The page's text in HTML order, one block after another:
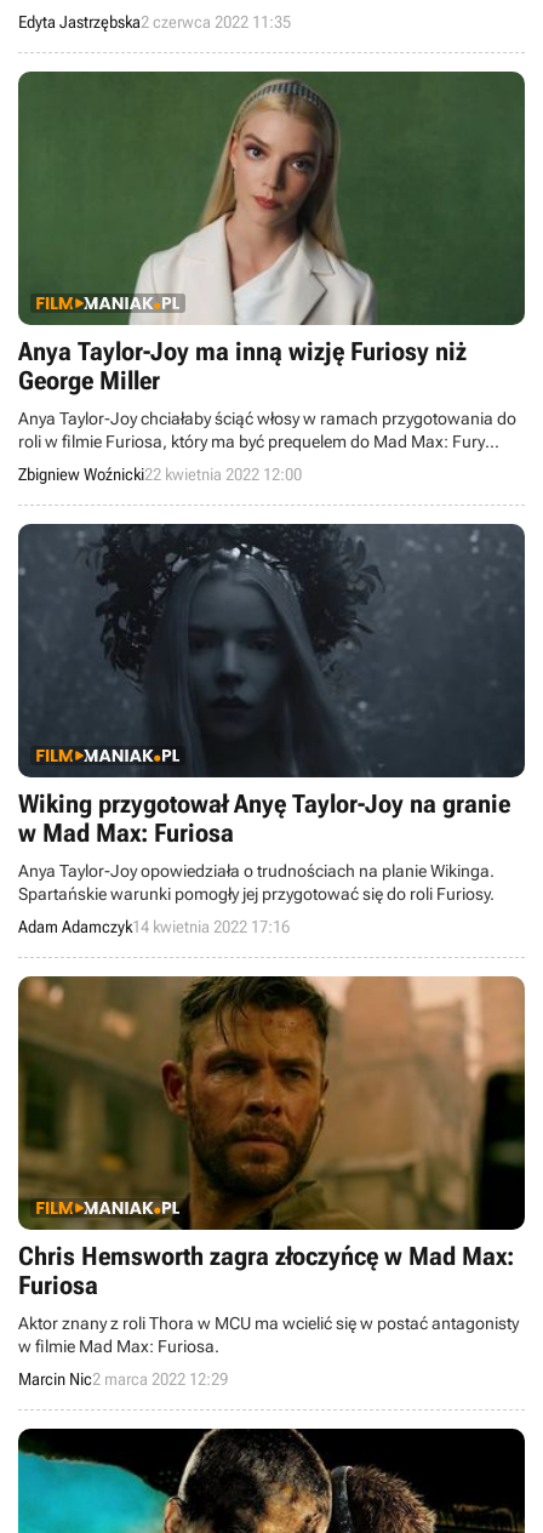
Edyta Jastrzębska2 czerwca 2022 11:35
Anya Taylor-Joy ma inną wizję Furiosy niż
George Miller
Anya Taylor-Joy chciałaby ściąć włosy w ramach przygotowania do
roli w filmie Furiosa, który ma być prequelem do Mad Max: Fury
Road z 2015 roku. Nie wszyscy jednak opowiadają się za tym
pomysłem i sprzeciw wychodzi ze strony, której nikt by się nie
spodziewał.
Zbigniew Woźnicki22 kwietnia 2022 12:00
Wiking przygotował Anyę Taylor-Joy na granie
w Mad Max: Furiosa
Anya Taylor-Joy opowiedziała o trudnościach na planie Wikinga.
Spartańskie warunki pomogły jej przygotować się do roli Furiosy.
Adam Adamczyk14 kwietnia 2022 17:16
Chris Hemsworth zagra złoczyńcę w Mad Max:
Furiosa
Aktor znany z roli Thora w MCU ma wcielić się w postać antagonisty
w filmie Mad Max: Furiosa.
Marcin Nic2 marca 2022 12:29